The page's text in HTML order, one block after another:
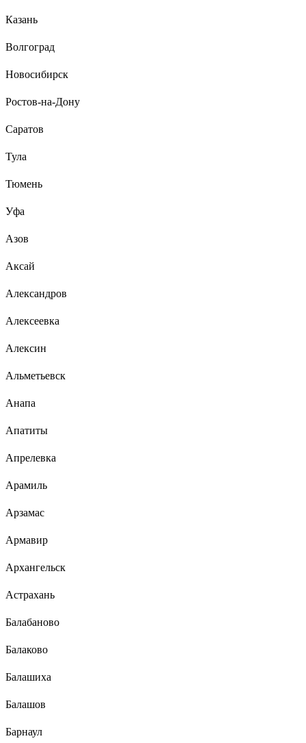
Казань
Волгоград
Новосибирск
Ростов-на-Дону
Саратов
Тула
Тюмень
Уфа
Азов
Аксай
Александров
Алексеевка
Алексин
Альметьевск
Анапа
Апатиты
Апрелевка
Арамиль
Арзамас
Армавир
Архангельск
Астрахань
Балабаново
Балаково
Балашиха
Балашов
Барнаул